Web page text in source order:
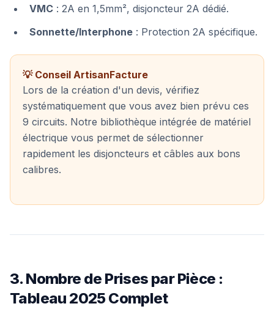
VMC : 2A en 1,5mm², disjoncteur 2A dédié.
Sonnette/Interphone : Protection 2A spécifique.
💡 Conseil ArtisanFacture
Lors de la création d'un devis, vérifiez
systématiquement que vous avez bien prévu ces
9 circuits. Notre bibliothèque intégrée de matériel
électrique vous permet de sélectionner
rapidement les disjoncteurs et câbles aux bons
calibres.
3. Nombre de Prises par Pièce :
Tableau 2025 Complet